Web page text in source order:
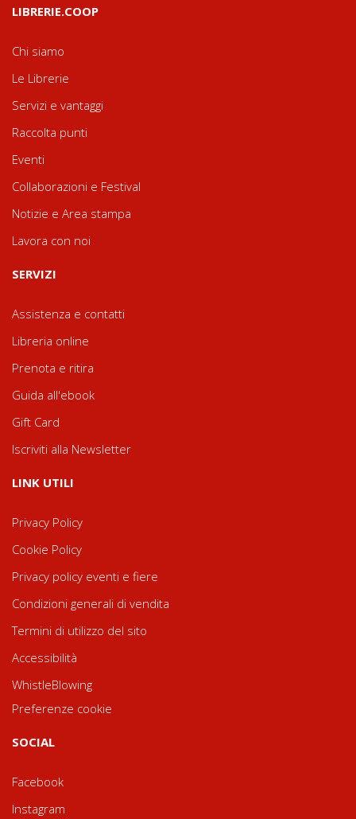
LIBRERIE.COOP
Chi siamo
Le Librerie
Servizi e vantaggi
Raccolta punti
Eventi
Collaborazioni e Festival
Notizie e Area stampa
Lavora con noi
SERVIZI
Assistenza e contatti
Libreria online
Prenota e ritira
Guida all'ebook
Gift Card
Iscriviti alla Newsletter
LINK UTILI
Privacy Policy
Cookie Policy
Privacy policy eventi e fiere
Condizioni generali di vendita
Termini di utilizzo del sito
Accessibilità
WhistleBlowing
Preferenze cookie
SOCIAL
Facebook
Instagram